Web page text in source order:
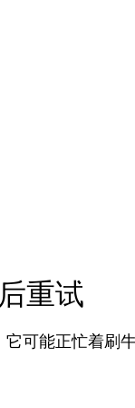
重试
可能正忙着刷